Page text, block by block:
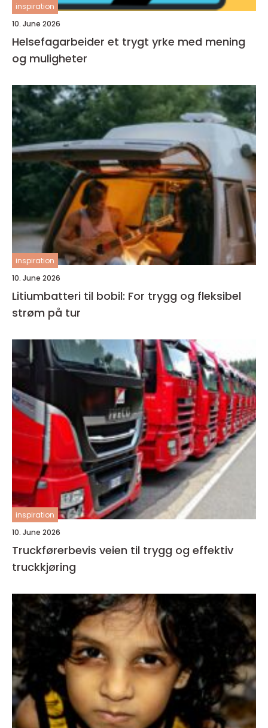
inspiration
10. June 2026
Helsefagarbeider et trygt yrke med mening
og muligheter
inspiration
10. June 2026
Litiumbatteri til bobil: For trygg og fleksibel
strøm på tur
inspiration
10. June 2026
Truckførerbevis veien til trygg og effektiv
truckkjøring